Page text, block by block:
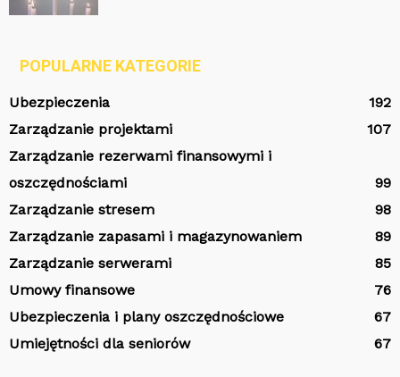
POPULARNE KATEGORIE
Ubezpieczenia
192
Zarządzanie projektami
107
Zarządzanie rezerwami finansowymi i
oszczędnościami
99
Zarządzanie stresem
98
Zarządzanie zapasami i magazynowaniem
89
Zarządzanie serwerami
85
Umowy finansowe
76
Ubezpieczenia i plany oszczędnościowe
67
Umiejętności dla seniorów
67